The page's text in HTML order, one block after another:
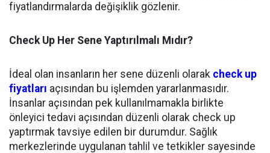
fiyatlandırmalarda değişiklik gözlenir.
Check Up Her Sene Yaptırılmalı Mıdır?
İdeal olan insanların her sene düzenli olarak check up
fiyatları açısından bu işlemden yararlanmasıdır.
İnsanlar açısından pek kullanılmamakla birlikte
önleyici tedavi açısından düzenli olarak check up
yaptırmak tavsiye edilen bir durumdur. Sağlık
merkezlerinde uygulanan tahlil ve tetkikler sayesinde